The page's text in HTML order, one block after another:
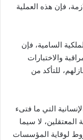
فإن هذه العملية
السامية، فإن
والاختبارات
للتأكد من
التي ما فتىء
المعتقلين، لا سيما
لوقاية المؤسسات